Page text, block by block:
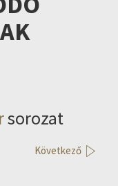
sorozat
Következő